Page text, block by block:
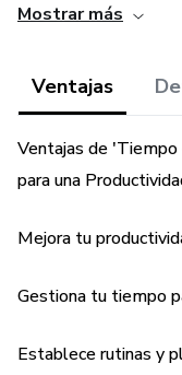
Herramientas
Ejercicios
Consejos
metas realistas.
¿Para quién es este
Mostrar más
Ventajas
Ventajas de
para una
Mejora tu
Gestiona tu tiempo
Establece rutinas y